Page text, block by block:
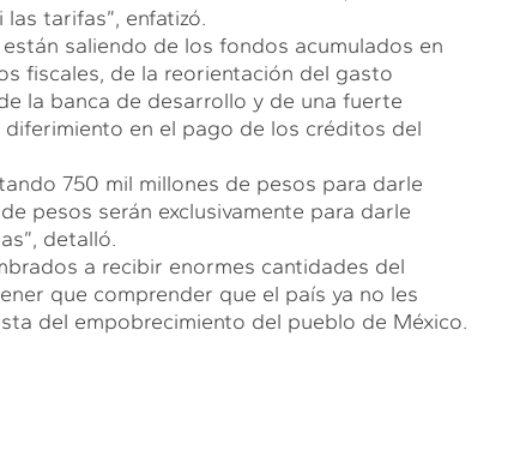
tarifas”, enfatizó.
saliendo de los fondos acumulados en
fiscales, de la reorientación del gasto
la banca de desarrollo y de una fuerte
en el pago de los créditos del
750 mil millones de pesos para darle
pesos serán exclusivamente para darle
detalló.
a recibir enormes cantidades del
que comprender que el país ya no les
del empobrecimiento del pueblo de México.